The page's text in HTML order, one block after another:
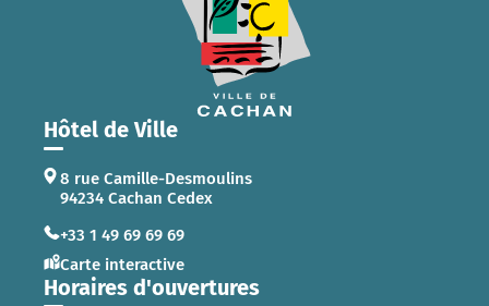
Hôtel de Ville
8 rue Camille-Desmoulins
94234 Cachan Cedex
+33 1 49 69 69 69
Carte interactive
Horaires d'ouvertures